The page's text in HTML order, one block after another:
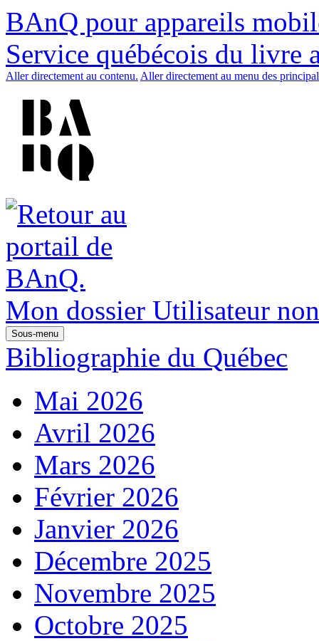
BAnQ pour appareils
Service québécois du livre
Aller directement au contenu. Aller directement au menu des
Mon dossier Utilisateur
Sous-menu
Bibliographie du Québec
Mai 2026
Avril 2026
Mars 2026
Février 2026
Janvier 2026
Décembre 2025
Novembre 2025
Octobre 2025